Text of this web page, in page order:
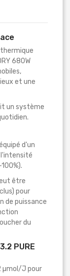
680W
et une
un système
d'un
être
pour
de puissance
du
PURE
µmol/J pour